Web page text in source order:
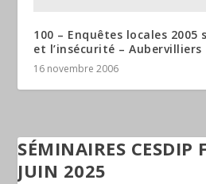
100 – Enquêtes locales
et l’insécurité – Aubervilliers
16 novembre 2006
SÉMINAIRES CESDIP
JUIN 2025